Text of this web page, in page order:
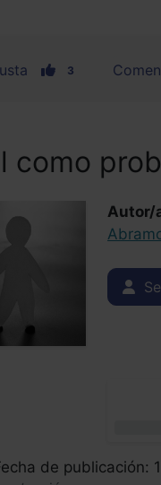
3
como
Autor/
de publicación: